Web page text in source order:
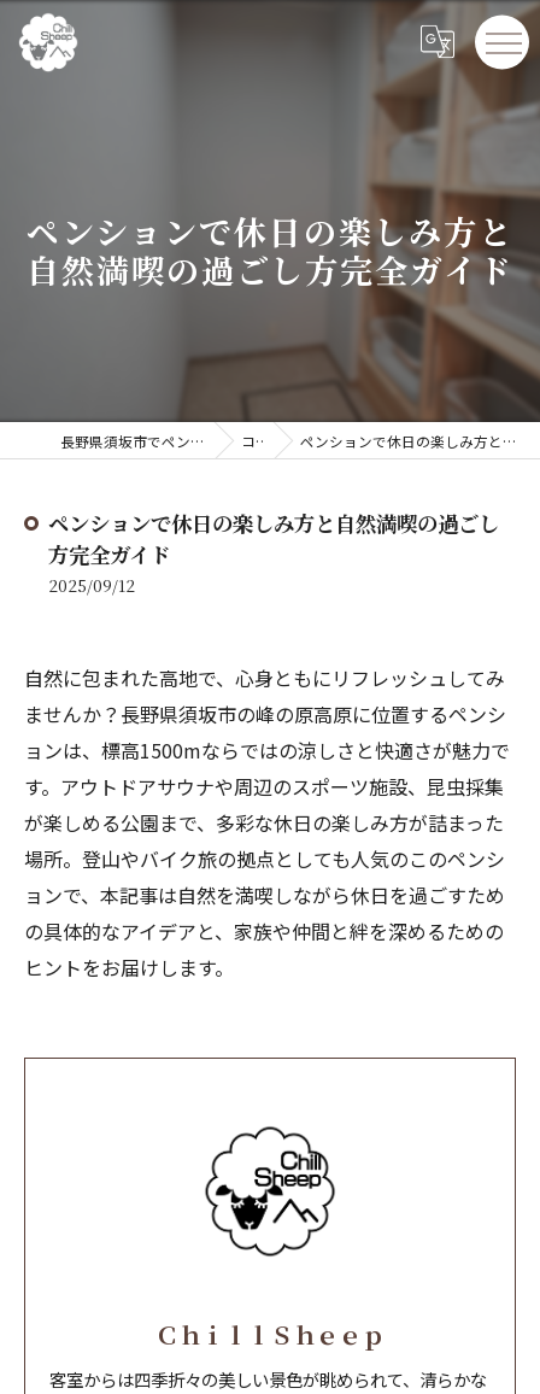
ペンションで休日の楽しみ方と
自然満喫の過ごし方完全ガイド
長野県須坂市でペンションならChillSheep コラム ペンションで休日の楽しみ方と自然満喫の過ごし方完全ガイド
ペンションで休日の楽しみ方と自然満喫の過ごし
方完全ガイド
2025/09/12
自然に包まれた高地で、心身ともにリフレッシュしてみ
ませんか？長野県須坂市の峰の原高原に位置するペンシ
ョンは、標高1500mならではの涼しさと快適さが魅力で
す。アウトドアサウナや周辺のスポーツ施設、昆虫採集
が楽しめる公園まで、多彩な休日の楽しみ方が詰まった
場所。登山やバイク旅の拠点としても人気のこのペンシ
ョンで、本記事は自然を満喫しながら休日を過ごすため
の具体的なアイデアと、家族や仲間と絆を深めるための
ヒントをお届けします。
ＣｈｉｌｌＳｈｅｅｐ
客室からは四季折々の美しい景色が眺められて、清らかな